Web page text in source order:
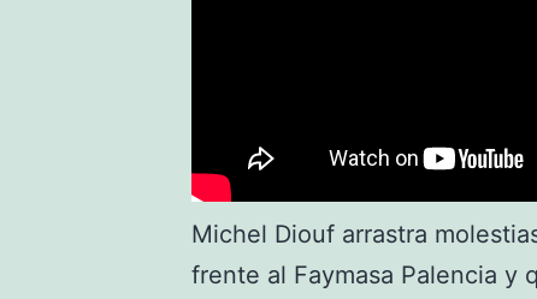
Michel Diouf arrastra
frente al Faymasa Palencia y